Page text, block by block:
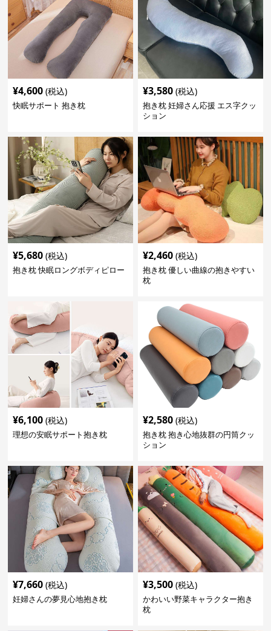
¥4,600 (税込)
快眠サポート 抱き枕
¥3,580 (税込)
抱き枕 妊婦さん応援 エス字クッ
ション
¥5,680 (税込)
抱き枕 快眠ロングボディピロー
¥2,460 (税込)
抱き枕 優しい曲線の抱きやすい
枕
¥6,100 (税込)
理想の安眠サポート抱き枕
¥2,580 (税込)
抱き枕 抱き心地抜群の円筒クッ
ション
¥7,660 (税込)
妊婦さんの夢見心地抱き枕
¥3,500 (税込)
かわいい野菜キャラクター抱き
枕